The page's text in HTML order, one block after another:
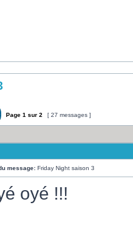
Page 1 sur 2 [ 27 messages ]
message: Friday Night saison 3
oyé !!!